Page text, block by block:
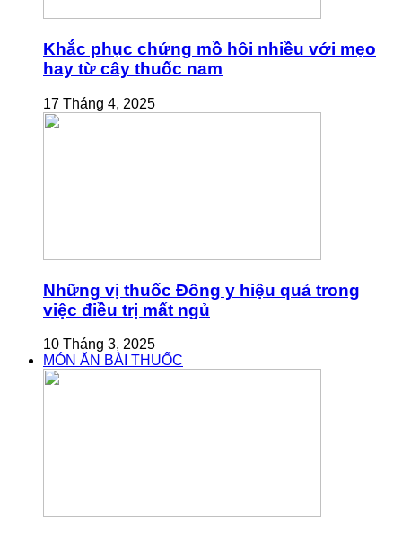
Khắc phục chứng mồ hôi nhiều với mẹo
hay từ cây thuốc nam
17 Tháng 4, 2025
Những vị thuốc Đông y hiệu quả trong
việc điều trị mất ngủ
10 Tháng 3, 2025
MÓN ĂN BÀI THUỐC